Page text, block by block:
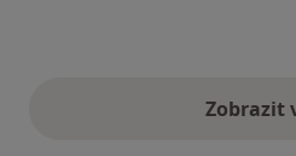
Zobrazit